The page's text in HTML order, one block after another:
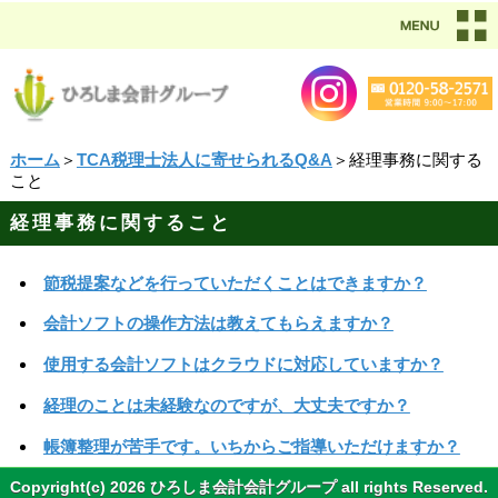
ホーム ＞ TCA税理士法人に寄せられるQ&A ＞経理事務に関する
こと
経理事務に関すること
節税提案などを行っていただくことはできますか？
会計ソフトの操作方法は教えてもらえますか？
使用する会計ソフトはクラウドに対応していますか？
経理のことは未経験なのですが、大丈夫ですか？
帳簿整理が苦手です。いちからご指導いただけますか？
Copyright(c) 2026 ひろしま会計会計グループ all rights Reserved.